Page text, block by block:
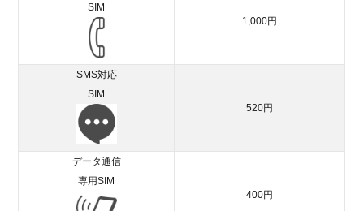
SIM
1,000円
SMS対応
SIM
520円
データ通信
専用SIM
400円